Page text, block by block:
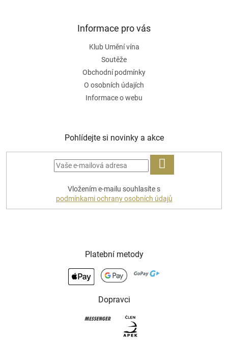
Informace pro vás
Klub Umění vína
Soutěže
Obchodní podmínky
O osobních údajích
Informace o webu
Pohlídejte si novinky a akce
PŘIHLÁSIT
Vložením e-mailu souhlasíte s
podmínkami ochrany osobních údajů
Platební metody
Dopravci